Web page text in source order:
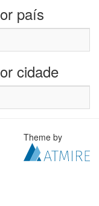
país
cidade
Theme by